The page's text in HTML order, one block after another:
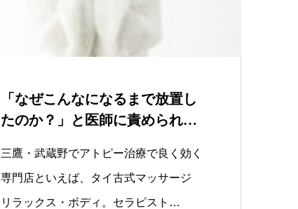
「なぜこんなになるまで放置し
たのか？」と医師に責められま
三鷹・武蔵野でアトピー治療で良く効く
専門店といえば、タイ古式マッサージ
リラックス・ボディ。セラピスト…